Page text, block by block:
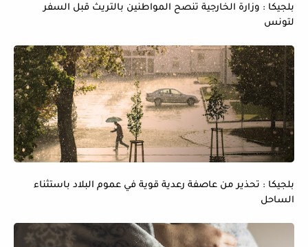
بلجيكا : وزارة الخارجية تنصح المواطنين بالتريث قبل السفر
لتونس
بلجيكا : تحذير من عاصفة رعدية قوية في عموم البلاد باستثناء
الساحل